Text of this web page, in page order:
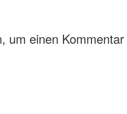
um einen